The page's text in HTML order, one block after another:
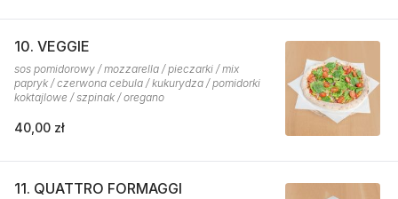
10. VEGGIE
sos pomidorowy / mozzarella / pieczarki / mix
papryk / czerwona cebula / kukurydza / pomidorki
koktajlowe / szpinak / oregano
40,00 zł
11. QUATTRO FORMAGGI